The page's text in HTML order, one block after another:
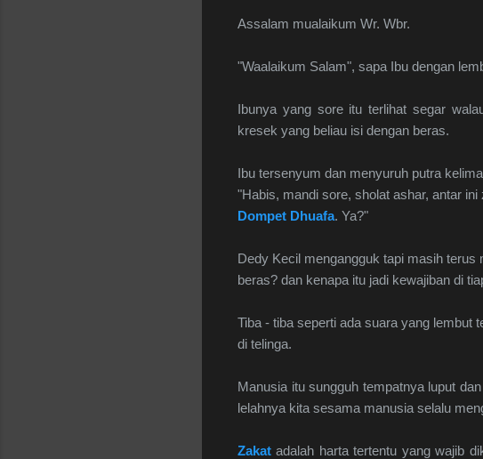
Assalam mualaikum Wr. Wbr.
"Waalaikum Salam", sapa Ibu dengan
Ibunya yang sore itu terlihat segar
kresek yang beliau isi dengan beras.
Ibu tersenyum dan menyuruh putra
"Habis, mandi sore, sholat ashar, antar
Dompet Dhuafa. Ya?"
Dedy Kecil mengangguk tapi masih
beras? dan kenapa itu jadi kewajiban di
Tiba - tiba seperti ada suara yang lembut
di telinga.
Manusia itu sungguh tempatnya luput
lelahnya kita sesama manusia selalu
Zakat adalah harta tertentu yang wajib